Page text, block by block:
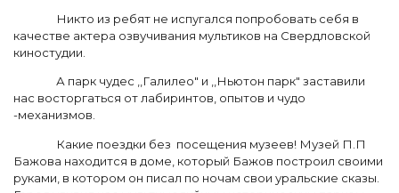
Никто из ребят не испугался попробовать себя в
качестве актера озвучивания мультиков на Свердловской
киностудии.
А парк чудес ,,Галилео" и ,,Ньютон парк" заставили
нас восторгаться от лабиринтов, опытов и чудо
-механизмов.
Какие поездки без посещения музеев! Музей П.П
Бажова находится в доме, который Бажов построил своими
руками, в котором он писал по ночам свои уральские сказы.